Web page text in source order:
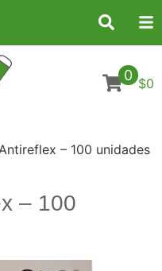
0 $0
– 100 unidades
– 100